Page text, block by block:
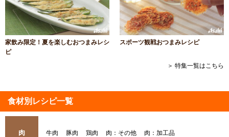
家飲み限定！夏を楽しむおつまみレシ
ピ
スポーツ観戦おつまみレシピ
＞ 特集一覧はこちら
食材別レシピ一覧
肉 牛肉 豚肉 鶏肉 肉：その他 肉：加工品